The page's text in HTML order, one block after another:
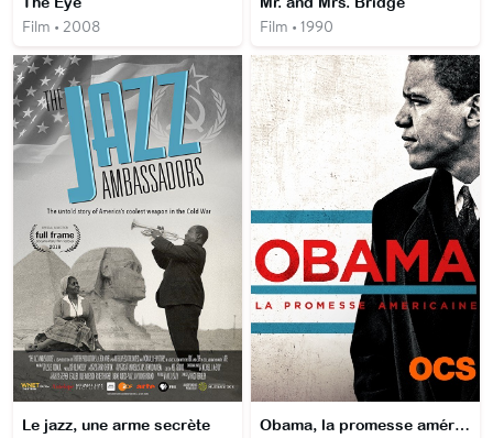
Film • 2008 Film • 1990
Le jazz, une arme secrète Obama, la promesse américaine